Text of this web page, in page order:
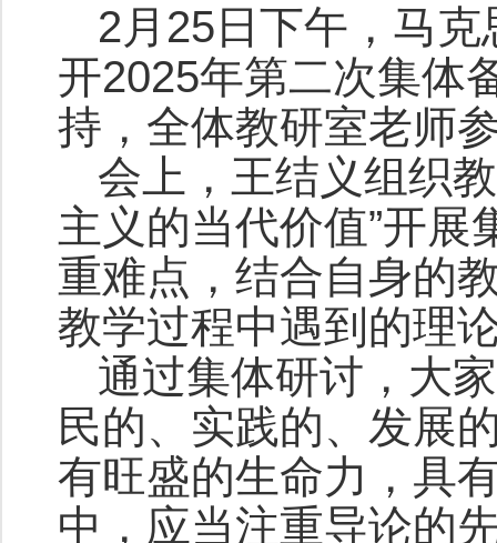
2月25日下午，马
开2025年第二次集体
持，全体教研室老师
会上，王结义组织
主义的当代价值”开
重难点，结合自身的
教学过程中遇到的理
通过集体研讨，大
民的、实践的、发展
有旺盛的生命力，具
中，应当注重导论的